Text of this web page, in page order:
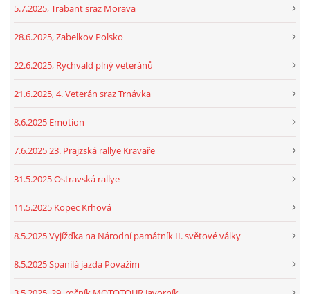
5.7.2025, Trabant sraz Morava
28.6.2025, Zabelkov Polsko
22.6.2025, Rychvald plný veteránů
21.6.2025, 4. Veterán sraz Trnávka
8.6.2025 Emotion
7.6.2025 23. Prajzská rallye Kravaře
31.5.2025 Ostravská rallye
11.5.2025 Kopec Krhová
8.5.2025 Vyjížďka na Národní památník II. světové války
8.5.2025 Spanilá jazda Považím